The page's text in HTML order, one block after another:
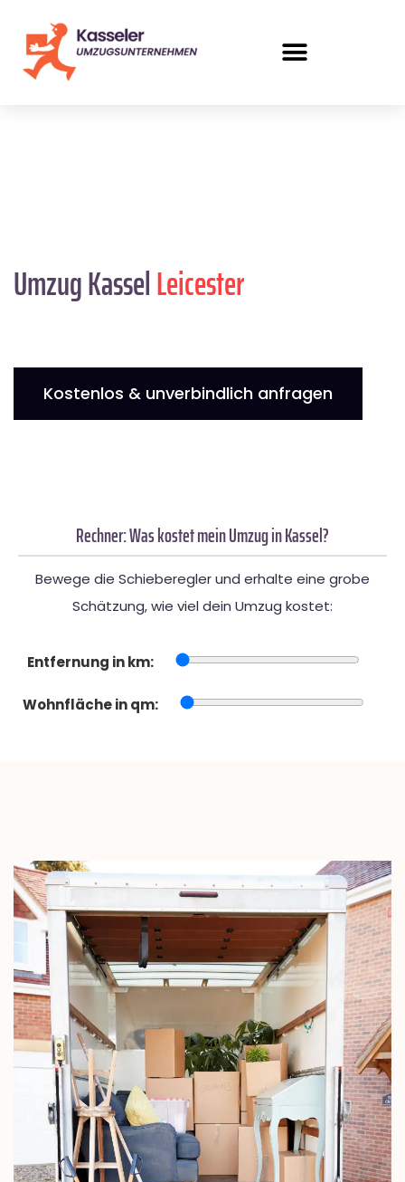
Umzug KasselLeicester
Kostenlos & unverbindlich anfragen
Rechner: Was kostet mein Umzug in Kassel?
Bewege die Schieberegler und erhalte eine grobe
Schätzung, wie viel dein Umzug kostet:
Entfernung in km:
Wohnfläche in qm: